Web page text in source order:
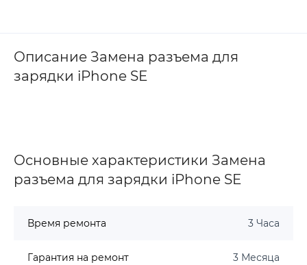
Описание Замена разъема для
зарядки iPhone SE
Основные характеристики Замена
разъема для зарядки iPhone SE
Время ремонта 3 Часа
Гарантия на ремонт 3 Месяца